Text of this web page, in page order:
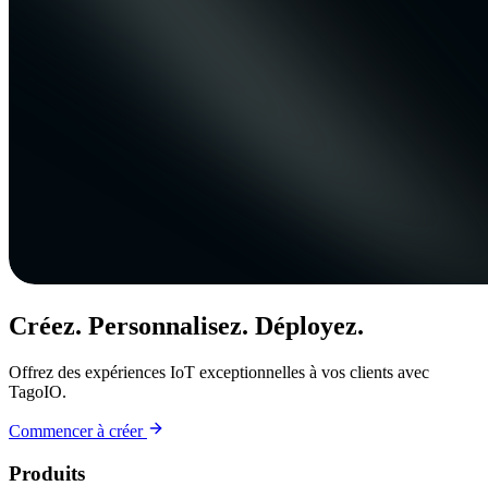
Créez. Personnalisez. Déployez.
Offrez des expériences IoT exceptionnelles à vos clients avec
TagoIO.
Commencer à créer
Produits